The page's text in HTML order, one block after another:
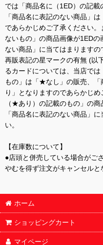
では「商品名に（1ED）の記載
「商品名に表記のない商品」
であらかじめご了承ください
ないもの」の商品画像が1ED
ない商品」に当てはまりますの
再販表記の星マークの有無 (
るカードについては、当店で
もの」は「★なし」の販売、
り」となりますのであらかじ
（★あり）の記載のもの」の
「商品名に表記のない商品」
い。
【在庫数について】
●店頭と併売している場合がご
やむを得ず注文がキャンセルと
ホーム
ショッピングカート
マイページ